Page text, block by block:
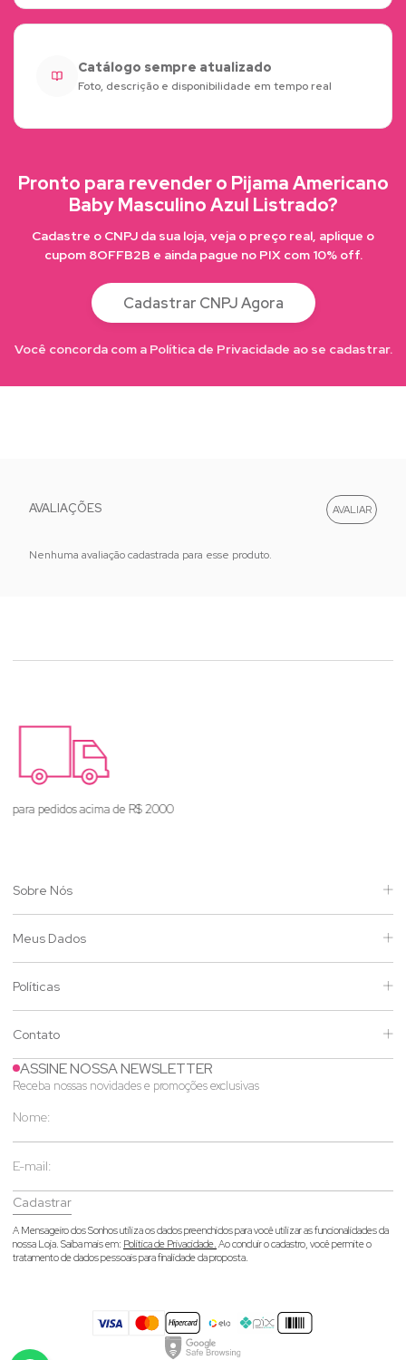
Catálogo sempre atualizado
Foto, descrição e disponibilidade em tempo real
Pronto para revender o Pijama Americano
Baby Masculino Azul Listrado?
Cadastre o CNPJ da sua loja, veja o preço real, aplique o
cupom 8OFFB2B e ainda pague no PIX com 10% off.
Cadastrar CNPJ Agora
Você concorda com a Política de Privacidade ao se cadastrar.
AVALIAÇÕES
Nenhuma avaliação cadastrada para esse produto.
Enviamos para todo o Brasil
Sobre Nós
Meus Dados
Políticas
Contato
ASSINE NOSSA NEWSLETTER
Receba nossas novidades e promoções exclusivas
Cadastrar
A Mensageiro dos Sonhos utiliza os dados preenchidos para você utilizar as funcionalidades da
nossa Loja. Saiba mais em: Política de Privacidade. Ao concluir o cadastro, você permite o
tratamento de dados pessoais para finalidade da proposta.